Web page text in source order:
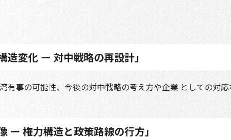
造変化 ー 対中戦略の再設計」
有事の可能性、今後の対中戦略の考え方や企業 としての対
ー 権力構造と政策路線の行方」